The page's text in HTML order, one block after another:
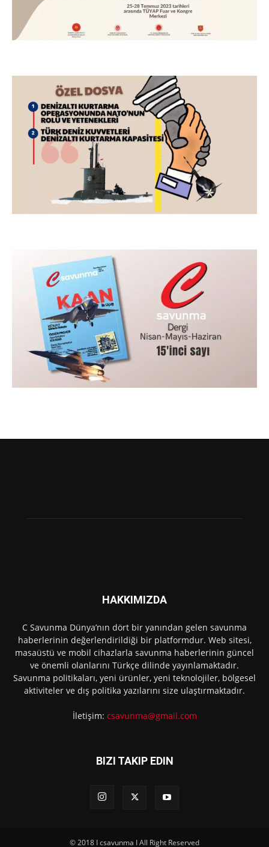
HAKKIMIZDA
C Savunma Dünya’nın dört bir yanından gelen savunma
haberlerinin değerlendirildiği bir platformdur. Web sitesi,
masaüstü ve mobil cihazlarla savunma haberlerinin güncel
ve önemli olanlarını Türkçe dilinde yayınlamaktadır.
Savunma politikaları, yeni ürünler, yeni teknolojiler, bölgesel
aktiviteler ve dış politika yazılarını size ulaştırmaktadır.
İletişim: csavunma@gmail.com
BIZI TAKIP EDIN
© 2018 I csavunma I All Right Reserved